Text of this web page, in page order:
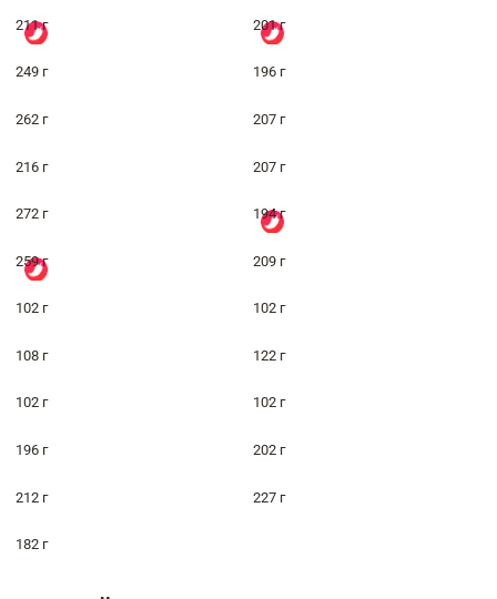
211 г 201 г
249 г 196 г
262 г 207 г
216 г 207 г
272 г 194 г
259 г 209 г
102 г 102 г
108 г 122 г
102 г 102 г
196 г 202 г
212 г 227 г
182 г